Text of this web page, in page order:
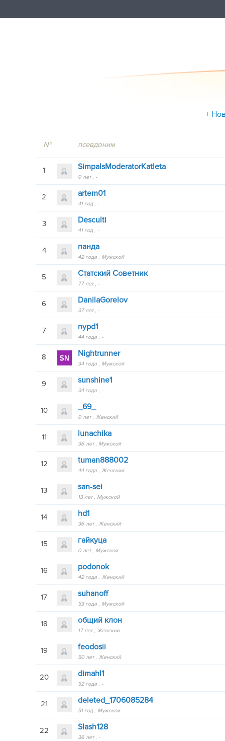
+
№ псевдоним
1 SimpalsModeratorKatleta
0 лет -
2 artem01
41 год -
3 Desculti
41 год -
4 панда
42 года Мужской
5 Статский Советник
77 лет -
6 DanilaGorelov
37 лет -
7 nypd1
44 года -
8 Nightrunner
34 года Мужской
9 sunshine1
34 года -
10 _69_
0 лет Женский
11 lunachika
36 лет Мужской
12 tuman888002
44 года Женский
13 san-sei
13 лет Мужской
14 hd1
36 лет Женский
15 гайкуцa
0 лет Мужской
16 podonok
42 года Женский
17 suhanoff
53 года Мужской
18 общий клон
17 лет Женский
19 feodosii
50 лет Женский
20 dimahl1
52 года -
21 deleted_1706085284
51 год Мужской
22 Slash128
36 лет -